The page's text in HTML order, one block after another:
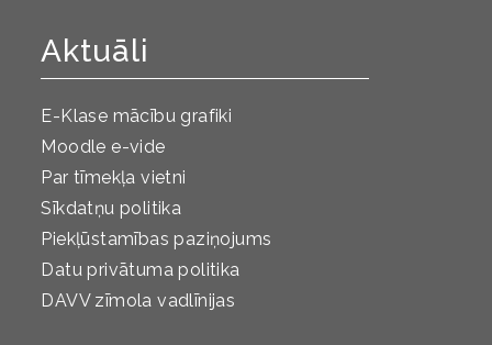
Aktuāli
E-Klase mācību grafiki
Moodle e-vide
Par tīmekļa vietni
Sīkdatņu politika
Piekļūstamības paziņojums
Datu privātuma politika
DAVV zīmola vadlīnijas